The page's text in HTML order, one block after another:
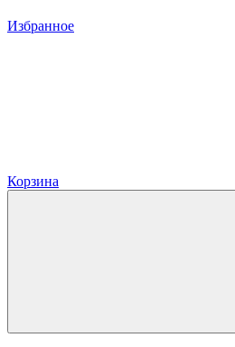
Избранное
Корзина